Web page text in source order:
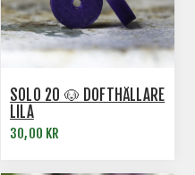
SOLO 20 🐶 DOFTHÅLLARE
LILA
30,00 KR